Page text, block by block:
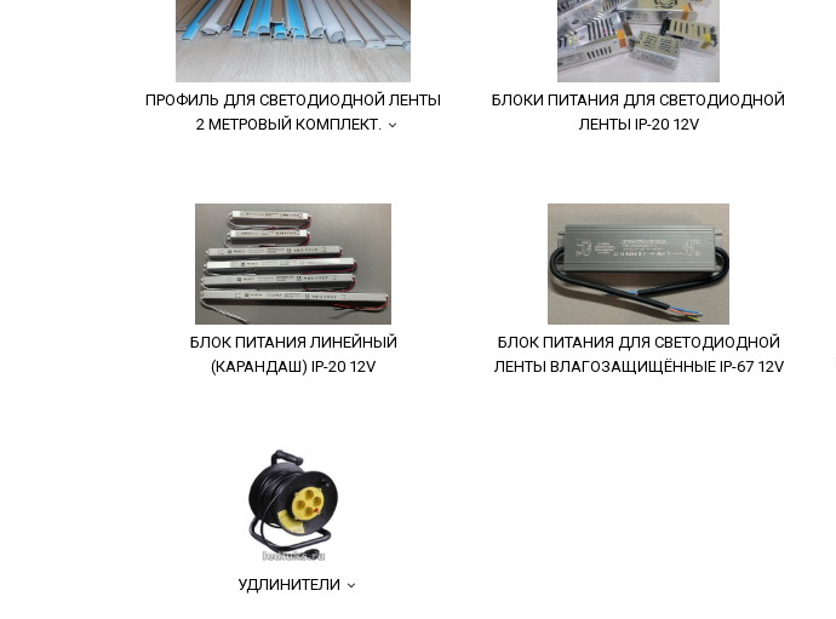
ПРОФИЛЬ ДЛЯ СВЕТОДИОДНОЙ ЛЕНТЫ
2 МЕТРОВЫЙ КОМПЛЕКТ.
БЛОКИ ПИТАНИЯ ДЛЯ СВЕТОДИОДНОЙ
ЛЕНТЫ IP-20 12V
БЛОК ПИТАНИЯ ЛИНЕЙНЫЙ
(КАРАНДАШ) IP-20 12V
БЛОК ПИТАНИЯ ДЛЯ СВЕТОДИОДНОЙ
ЛЕНТЫ ВЛАГОЗАЩИЩЁННЫЕ IP-67 12V
УДЛИНИТЕЛИ